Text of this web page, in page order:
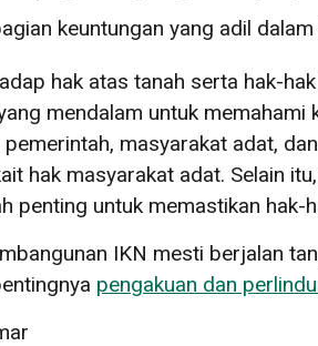
keuntungan yang adil
hak atas tanah serta hak-
mendalam untuk
pemerintah, masyarakat adat,
hak masyarakat adat. Selain
penting untuk memastikan
IKN mesti berjalan
pengakuan dan